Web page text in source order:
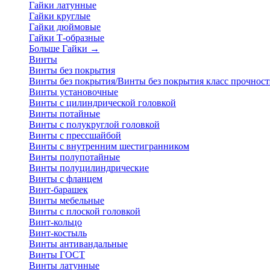
Гайки латунные
Гайки круглые
Гайки дюймовые
Гайки Т-образные
Больше Гайки →
Винты
Винты без покрытия
Винты без покрытия/Винты без покрытия класс
Винты установочные
Винты с цилиндрической головкой
Винты потайные
Винты с полукруглой головкой
Винты с прессшайбой
Винты с внутренним шестигранником
Винты полупотайные
Винты полуцилиндрические
Винты с фланцем
Винт-барашек
Винты мебельные
Винты с плоской головкой
Винт-кольцо
Винт-костыль
Винты антивандальные
Винты ГОСТ
Винты латунные